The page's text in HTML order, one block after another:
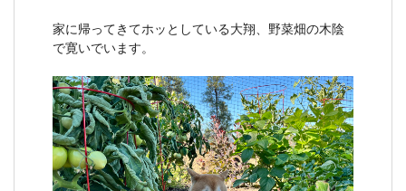
家に帰ってきてホッとしている大翔、野菜畑の木陰
で寛いでいます。